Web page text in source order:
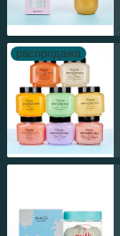
распродажа